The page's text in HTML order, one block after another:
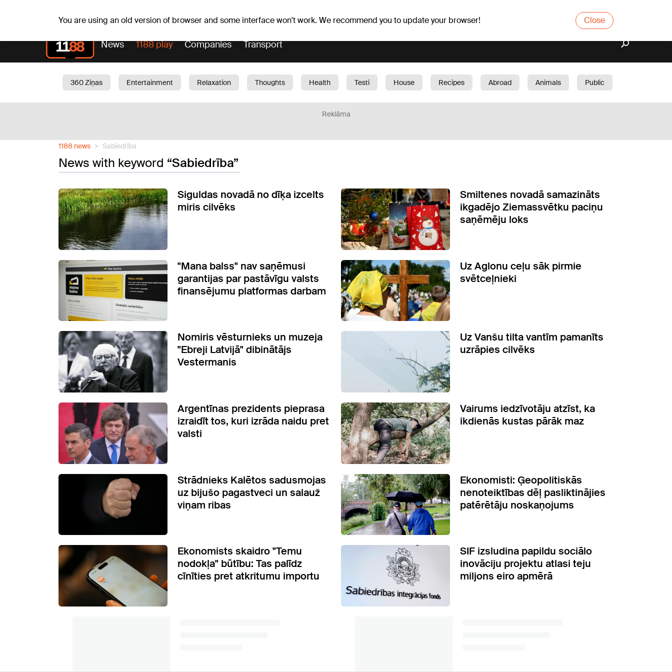
You are using an old version of browser and some interface won't work. We recommend you to update your browser! Close
News 1188 play Companies Transport
360 Ziņas Entertainment Relaxation Thoughts Health Testi House Recipes Abroad Animals
Public
Reklāma
1188 news Sabiedrība
News with keyword “Sabiedrība”
Siguldas novadā no dīķa izcelts
miris cilvēks
Smiltenes novadā samazināts
ikgadējo Ziemassvētku paciņu
saņēmēju loks
"Mana balss" nav saņēmusi
garantijas par pastāvīgu valsts
finansējumu platformas darbam
Uz Aglonu ceļu sāk pirmie
svētceļnieki
Nomiris vēsturnieks un muzeja
"Ebreji Latvijā" dibinātājs
Vestermanis
Uz Vanšu tilta vantīm pamanīts
uzrāpies cilvēks
Argentīnas prezidents pieprasa
izraidīt tos, kuri izrāda naidu pret
valsti
Vairums iedzīvotāju atzīst, ka
ikdienās kustas pārāk maz
Strādnieks Kalētos sadusmojas
uz bijušo pagastveci un salauž
viņam ribas
Ekonomisti: Ģeopolitiskās
nenoteiktības dēļ pasliktinājies
patērētāju noskaņojums
Ekonomists skaidro "Temu
nodokļa" būtību: Tas palīdz
cīnīties pret atkritumu importu
SIF izsludina papildu sociālo
inovāciju projektu atlasi teju
miljons eiro apmērā